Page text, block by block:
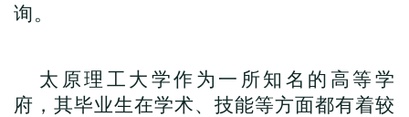
询。
太原理工大学作为一所知名的高等学
府，其毕业生在学术、技能等方面都有着较